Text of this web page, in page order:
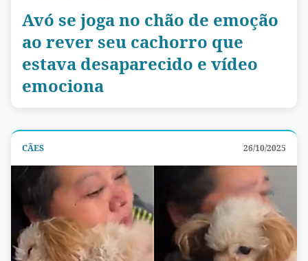
Avó se joga no chão de emoção
ao rever seu cachorro que
estava desaparecido e vídeo
emociona
CÃES 26/10/2025